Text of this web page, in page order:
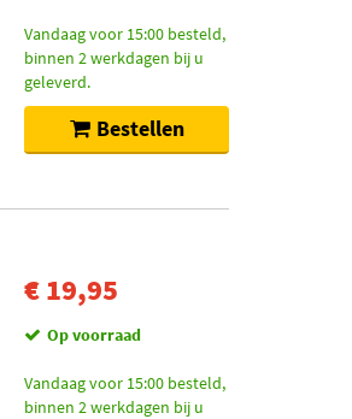
Vandaag voor 15:00 besteld,
binnen 2 werkdagen bij u
geleverd.
Bestellen
€ 19,95
Op voorraad
Vandaag voor 15:00 besteld,
binnen 2 werkdagen bij u